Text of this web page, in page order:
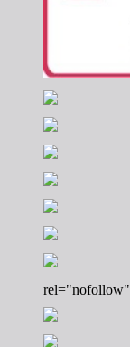
rel="nofollow"